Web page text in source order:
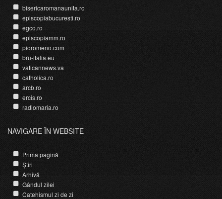
bisericaromanaunita.ro
episcopiabucuresti.ro
egco.ro
episcopiamm.ro
pioromeno.com
bru-italia.eu
vaticannews.va
catholica.ro
arcb.ro
ercis.ro
radiomaria.ro
NAVIGARE ÎN WEBSITE
Prima pagină
Știri
Arhivă
Gândul zilei
Catehismul zi de zi